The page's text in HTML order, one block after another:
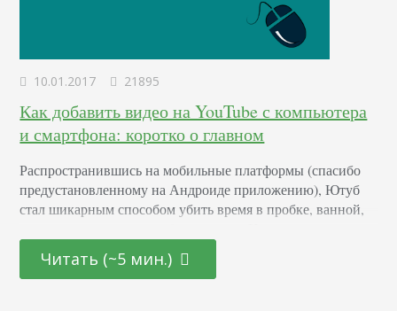
10.01.2017 21895
Как добавить видео на YouTube с компьютера
и смартфона: коротко о главном
Распространившись на мобильные платформы (спасибо
предустановленному на Андроиде приложению), Ютуб
стал шикарным способом убить время в пробке, ванной,
используют как компьютер, так и мобильное
Читать (~5 мин.)